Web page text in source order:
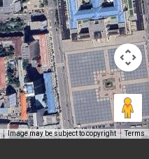
Image may be subject to copyright Terms